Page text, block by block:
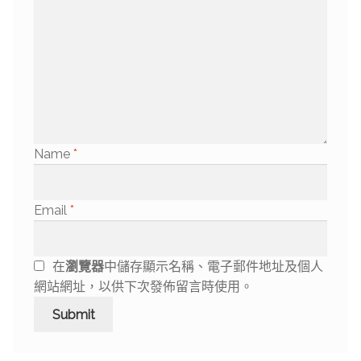
Name *
Email *
在瀏覽器中儲存顯示名稱、電子郵件地址及個人
網站網址，以供下次發佈留言時使用。